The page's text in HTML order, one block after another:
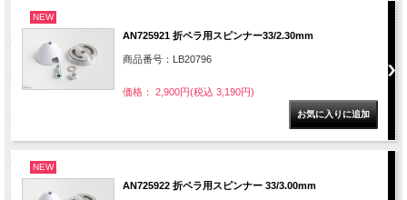
NEW
AN725921 折ペラ用スピンナー33/2.30mm
商品番号：LB20796
価格： 2,900円(税込 3,190円)
NEW
AN725922 折ペラ用スピンナー 33/3.00mm